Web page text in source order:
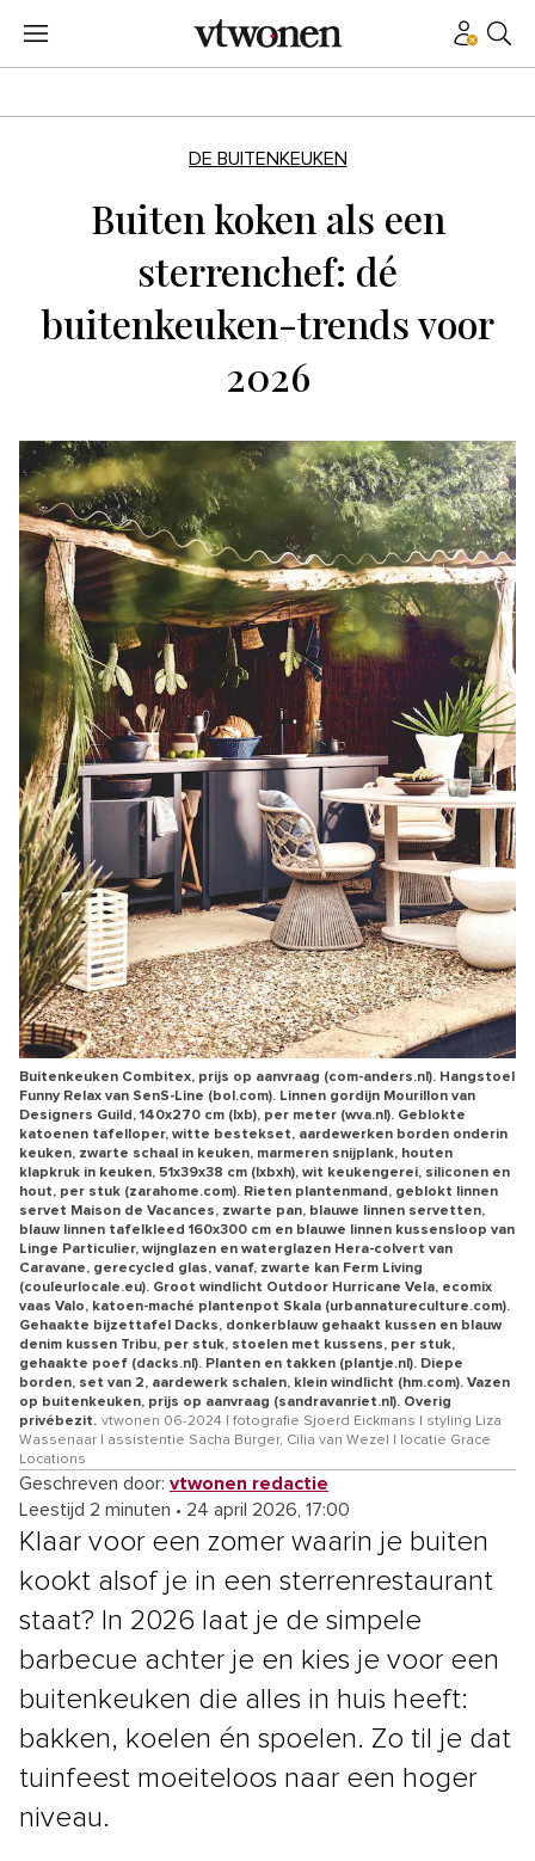
DE BUITENKEUKEN
Buiten koken als een
sterrenchef: dé
buitenkeuken-trends voor
2026
Buitenkeuken Combitex, prijs op aanvraag (com-anders.nl). Hangstoel
Funny Relax van SenS-Line (bol.com). Linnen gordijn Mourillon van
Designers Guild, 140x270 cm (lxb), per meter (wva.nl). Geblokte
katoenen tafelloper, witte bestekset, aardewerken borden onderin
keuken, zwarte schaal in keuken, marmeren snijplank, houten
klapkruk in keuken, 51x39x38 cm (lxbxh), wit keukengerei, siliconen en
hout, per stuk (zarahome.com). Rieten plantenmand, geblokt linnen
servet Maison de Vacances, zwarte pan, blauwe linnen servetten,
blauw linnen tafelkleed 160x300 cm en blauwe linnen kussensloop van
Linge Particulier, wijnglazen en waterglazen Hera-colvert van
Caravane, gerecycled glas, vanaf, zwarte kan Ferm Living
(couleurlocale.eu). Groot windlicht Outdoor Hurricane Vela, ecomix
vaas Valo, katoen-maché plantenpot Skala (urbannatureculture.com).
Gehaakte bijzettafel Dacks, donkerblauw gehaakt kussen en blauw
denim kussen Tribu, per stuk, stoelen met kussens, per stuk,
gehaakte poef (dacks.nl). Planten en takken (plantje.nl). Diepe
borden, set van 2, aardewerk schalen, klein windlicht (hm.com). Vazen
op buitenkeuken, prijs op aanvraag (sandravanriet.nl). Overig
privébezit. vtwonen 06-2024 | fotografie Sjoerd Eickmans | styling Liza
Wassenaar | assistentie Sacha Burger, Cilia van Wezel | locatie Grace
Locations
Geschreven door: vtwonen redactie
Leestijd 2 minuten • 24 april 2026, 17:00
Klaar voor een zomer waarin je buiten
kookt alsof je in een sterrenrestaurant
staat? In 2026 laat je de simpele
barbecue achter je en kies je voor een
buitenkeuken die alles in huis heeft:
bakken, koelen én spoelen. Zo til je dat
tuinfeest moeiteloos naar een hoger
niveau.